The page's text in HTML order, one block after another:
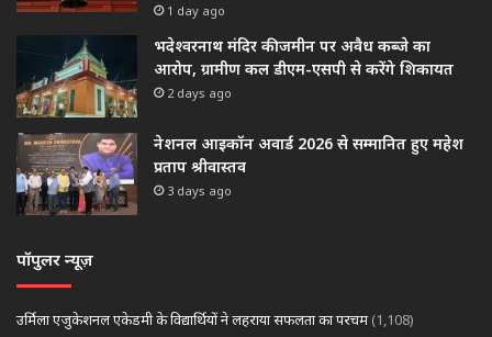
1 day ago
भदेश्वरनाथ मंदिर की जमीन पर अवैध कब्जे का
आरोप, ग्रामीण कल डीएम-एसपी से करेंगे शिकायत
2 days ago
नेशनल आइकॉन अवार्ड 2026 से सम्मानित हुए महेश
प्रताप श्रीवास्तव
3 days ago
पॉपुलर न्यूज़
उर्मिला एजुकेशनल एकेडमी के विद्यार्थियों ने लहराया सफलता का परचम (1,108)